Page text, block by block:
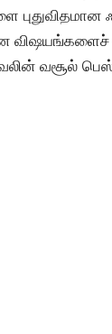
விஷயங்களைச்
வசூல்